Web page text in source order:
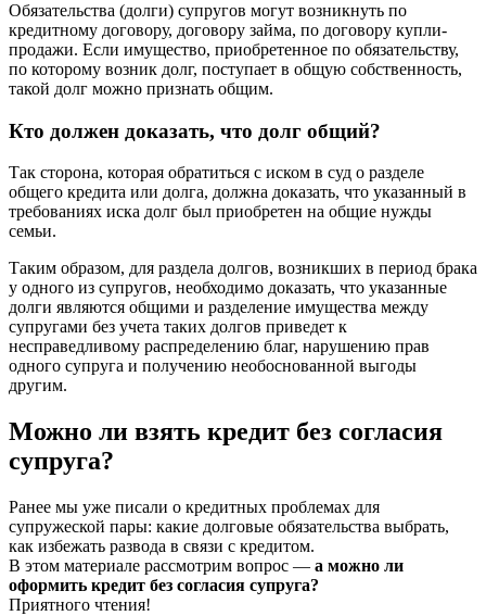
Обязательства (долги) супругов могут возникнуть по
кредитному договору, договору займа, по договору купли-
продажи. Если имущество, приобретенное по обязательству,
по которому возник долг, поступает в общую собственность,
такой долг можно признать общим.
Кто должен доказать, что долг общий?
Так сторона, которая обратиться с иском в суд о разделе
общего кредита или долга, должна доказать, что указанный в
требованиях иска долг был приобретен на общие нужды
семьи.
Таким образом, для раздела долгов, возникших в период брака
у одного из супругов, необходимо доказать, что указанные
долги являются общими и разделение имущества между
супругами без учета таких долгов приведет к
несправедливому распределению благ, нарушению прав
одного супруга и получению необоснованной выгоды
другим.
Можно ли взять кредит без согласия
супруга?
Ранее мы уже писали о кредитных проблемах для
супружеской пары: какие долговые обязательства выбрать,
как избежать развода в связи с кредитом.
В этом материале рассмотрим вопрос — а можно ли
оформить кредит без согласия супруга?
Приятного чтения!